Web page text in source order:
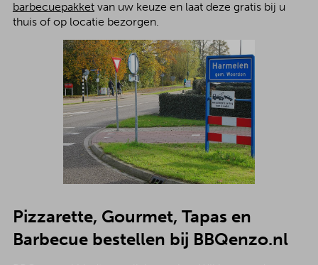
barbecuepakketvan uw keuze en laat deze gratis bij u
thuis of op locatie bezorgen.
Pizzarette, Gourmet, Tapas en
Barbecue bestellen bij BBQenzo.nl